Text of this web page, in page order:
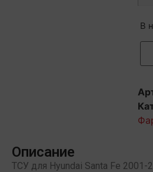
В
Описание
ТСУ для Hyundai Santa Fe 2001-